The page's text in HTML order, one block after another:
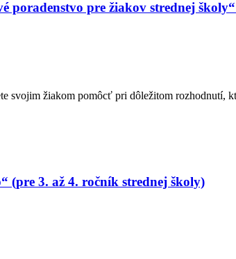
poradenstvo pre žiakov strednej
svojim žiakom pomôcť pri dôležitom rozhodnutí,
(pre 3. až 4. ročník strednej školy)